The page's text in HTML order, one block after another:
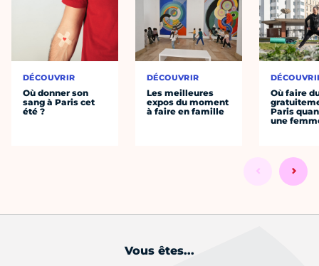
DÉCOUVRIR
Où donner son
sang à Paris cet
été ?
DÉCOUVRIR
Les meilleures
expos du moment
à faire en famille
Où faire
Paris
une
Vous êtes...